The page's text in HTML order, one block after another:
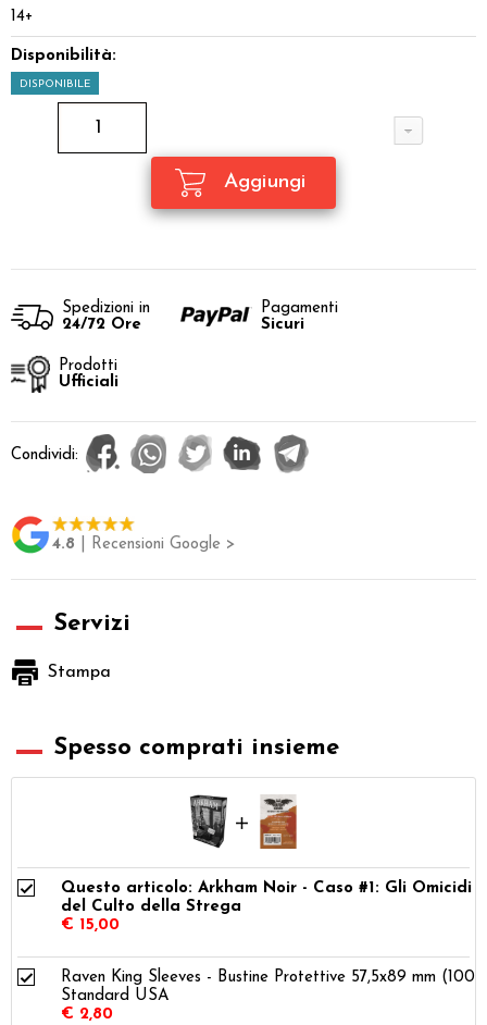
14+
Disponibilità:
DISPONIBILE
Spedizioni in
24/72 Ore
Pagamenti
Sicuri
Prodotti
Ufficiali
Condividi:
4.8 | Recensioni Google >
Servizi
Stampa
Spesso comprati insieme
Questo articolo: Arkham Noir - Caso #1: Gli Omicidi
del Culto della Strega
€ 15,00
Raven King Sleeves - Bustine Protettive 57,5x89 mm (100)
Standard USA
€ 2,80